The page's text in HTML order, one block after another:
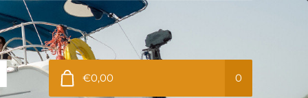
€0,00 0